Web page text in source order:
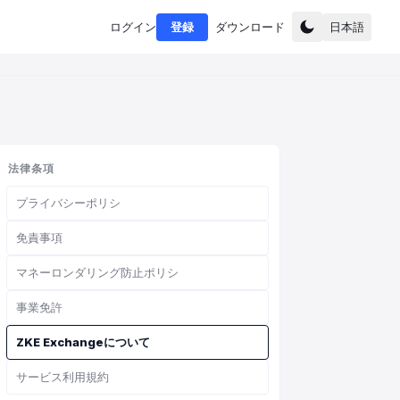
ログイン 登録 ダウンロード 日本語
法律条項
プライバシーポリシ
免責事項
マネーロンダリング防止ポリシ
事業免許
ZKE Exchangeについて
サービス利用規約